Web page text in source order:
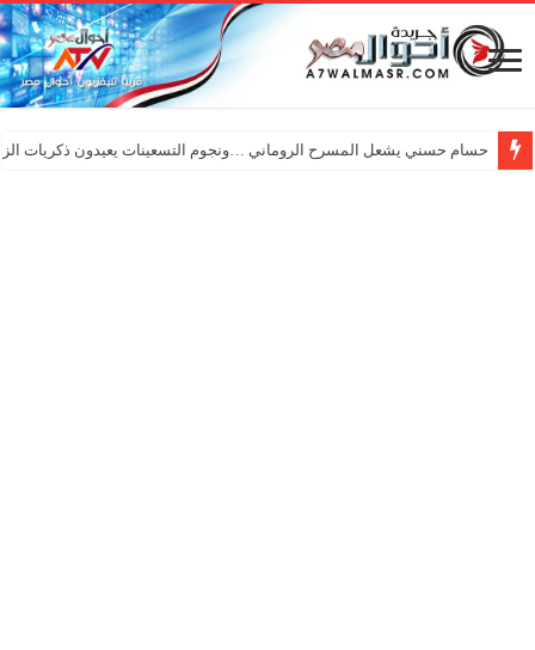
حسام حسني يشعل المسرح الروماني …ونجوم التسعينات يعيدون ذكريات